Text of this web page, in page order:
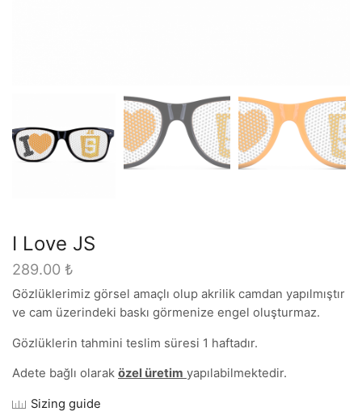
I Love JS
289.00 ₺
Gözlüklerimiz görsel amaçlı olup akrilik camdan yapılmıştır
ve cam üzerindeki baskı görmenize engel oluşturmaz.
Gözlüklerin tahmini teslim süresi 1 haftadır.
Adete bağlı olarak özel üretim yapılabilmektedir.
Sizing guide